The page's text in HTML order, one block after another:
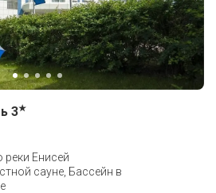
3★
реки Енисей
сауне, Бассейн в